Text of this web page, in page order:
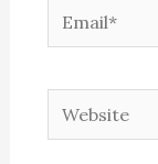
Email*
Website